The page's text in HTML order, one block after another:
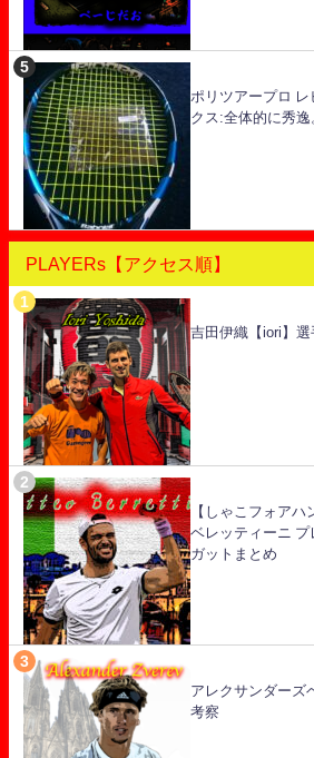
ポリツアープロ レ
クス:全体的に秀逸
PLAYERs【アクセス順】
吉田伊織【iori】
【しゃこフォアハ
ベレッティーニ プ
ガットまとめ
アレクサンダー
考察